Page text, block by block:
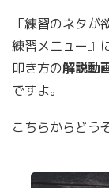
「練習のネタ
練習メニュー』
叩き方の解説動
ですよ。
こちらからどう